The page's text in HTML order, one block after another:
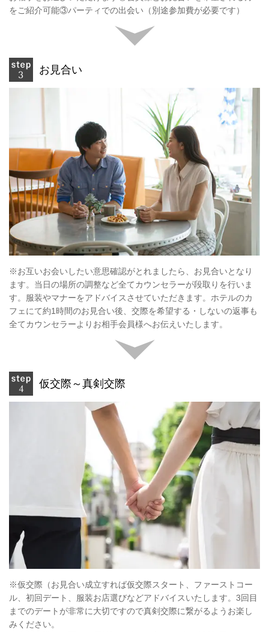
をご紹介可能③パーティでの出会い（別途参加費が必要です）
お見合い
※お互いお会いしたい意思確認がとれましたら、お見合いとなり
ます。当日の場所の調整など全てカウンセラーが段取りを行いま
す。服装やマナーをアドバイスさせていただきます。ホテルのカ
フェにて約1時間のお見合い後、交際を希望する・しないの返事も
全てカウンセラーよりお相手会員様へお伝えいたします。
仮交際～真剣交際
※仮交際（お見合い成立すれば仮交際スタート、ファーストコー
ル、初回デート、服装お店選びなどアドバイスいたします。3回目
までのデートが非常に大切ですので真剣交際に繋がるようお楽し
みください。